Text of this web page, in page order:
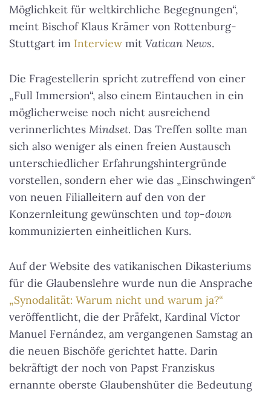
Möglichkeit für weltkirchliche Begegnungen“,
meint Bischof Klaus Krämer von Rottenburg-
Stuttgart im Interview mit Vatican News.
Die Fragestellerin spricht zutreffend von einer
„Full Immersion“, also einem Eintauchen in ein
möglicherweise noch nicht ausreichend
verinnerlichtes Mindset. Das Treffen sollte man
sich also weniger als einen freien Austausch
unterschiedlicher Erfahrungshintergründe
vorstellen, sondern eher wie das „Einschwingen“
von neuen Filialleitern auf den von der
Konzernleitung gewünschten und top-down
kommunizierten einheitlichen Kurs.
Auf der Website des vatikanischen Dikasteriums
für die Glaubenslehre wurde nun die Ansprache
„Synodalität: Warum nicht und warum ja?“
veröffentlicht, die der Präfekt, Kardinal Víctor
Manuel Fernández, am vergangenen Samstag an
die neuen Bischöfe gerichtet hatte. Darin
bekräftigt der noch von Papst Franziskus
ernannte oberste Glaubenshüter die Bedeutung